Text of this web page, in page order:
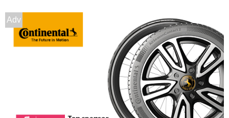
Disponibile
RIAL Milano Titanium 4
Disponibile
Adv